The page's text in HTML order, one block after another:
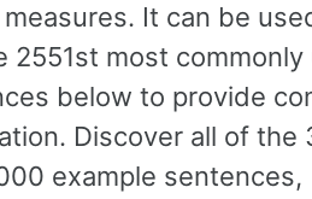
It can be
2551st most
below to provide
Discover all of the
example sentences,